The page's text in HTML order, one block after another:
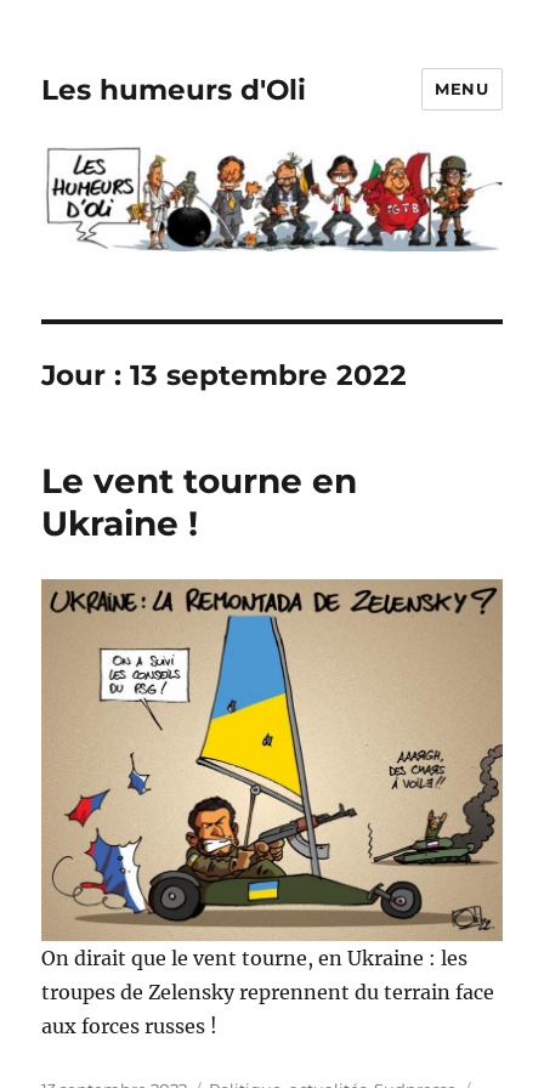
Les humeurs d'Oli MENU
Jour :13 septembre 2022
Le vent tourne en
Ukraine !
On dirait que le vent tourne, en Ukraine : les
troupes de Zelensky reprennent du terrain face
aux forces russes !